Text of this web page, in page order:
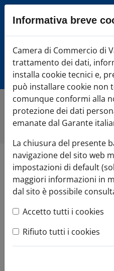
Sezione salto
Vai alla sezione
Vai al footer
Camera di
Home»Di cosa hai bisogno?»
Museoweb
Museoweb
Informativa breve
Camera di Commercio di
trattamento dei dati,
installa cookie tecnici e,
può installare cookie non
comunque conformi alla
protezione dei dati
emanate dal Garante
La chiusura del presente
navigazione del sito web
impostazioni di default
maggiori informazioni in
dal sito è possibile
Accetto tutti i cookies
Rifiuto tutti i cookies